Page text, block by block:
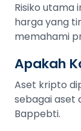
Risiko utama
harga yang
memahami
Apakah
Aset kripto
sebagai aset
Bappebti.